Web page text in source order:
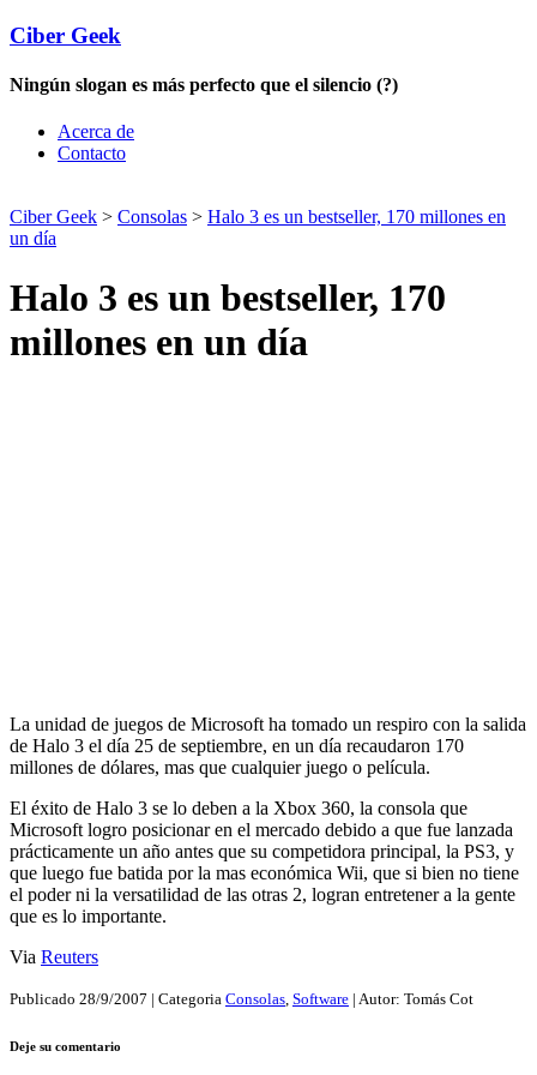
Ciber Geek
Ningún slogan es más perfecto que el silencio (?)
Acerca de
Contacto
Ciber Geek > Consolas > Halo 3 es un bestseller, 170 millones en
un día
Halo 3 es un bestseller, 170
millones en un día
La unidad de juegos de Microsoft ha tomado un respiro con la salida
de Halo 3 el día 25 de septiembre, en un día recaudaron 170
millones de dólares, mas que cualquier juego o película.
El éxito de Halo 3 se lo deben a la Xbox 360, la consola que
Microsoft logro posicionar en el mercado debido a que fue lanzada
prácticamente un año antes que su competidora principal, la PS3, y
que luego fue batida por la mas económica Wii, que si bien no tiene
el poder ni la versatilidad de las otras 2, logran entretener a la gente
que es lo importante.
Via Reuters
Publicado 28/9/2007 | Categoria Consolas, Software | Autor: Tomás Cot
Deje su comentario